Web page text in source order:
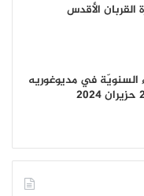
القربان الأقدس
السنويّة في مديوغوريه